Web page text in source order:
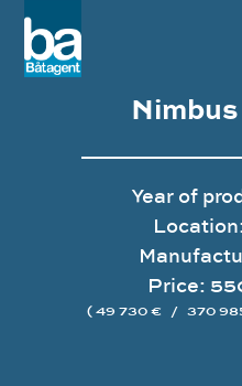
Year of
Price:
( 49 730 € / 370